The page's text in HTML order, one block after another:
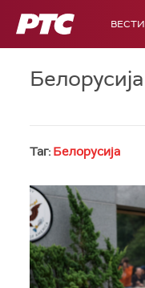
РТС ВЕСТИ
Белорусија
Таг: Белорусија